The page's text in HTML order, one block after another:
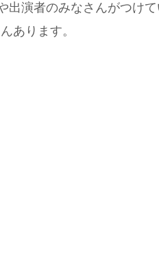
出演者のみなさんがつけ
あります。